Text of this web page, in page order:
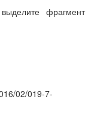
фрагмент
02/019-7-